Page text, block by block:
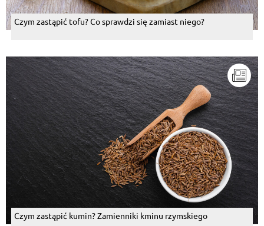
Czym zastąpić tofu? Co sprawdzi się zamiast niego?
Czym zastąpić kumin? Zamienniki kminu rzymskiego